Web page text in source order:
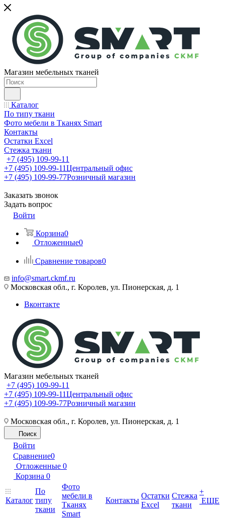
Магазин мебельных тканей
Каталог
По типу ткани
Фото мебели в Тканях Smart
Контакты
Остатки Excel
Стежка ткани
+7 (495) 109-99-11
+7 (495) 109-99-11Центральный офис
+7 (495) 109-99-77Розничный магазин
Заказать звонок
Задать вопрос
Войти
Корзина0
Отложенные0
Сравнение товаров0
info@smart.ckmf.ru
Московская обл., г. Королев, ул. Пионерская, д. 1
Вконтакте
Магазин мебельных тканей
+7 (495) 109-99-11
+7 (495) 109-99-11Центральный офис
+7 (495) 109-99-77Розничный магазин
Московская обл., г. Королев, ул. Пионерская, д. 1
Поиск
Войти
Сравнение0
Отложенные 0
Корзина 0
Каталог
По
типу
ткани
Фото
мебели в
Тканях
Smart
Контакты
Остатки
Excel
Стежка
ткани
+
ЕЩЕ